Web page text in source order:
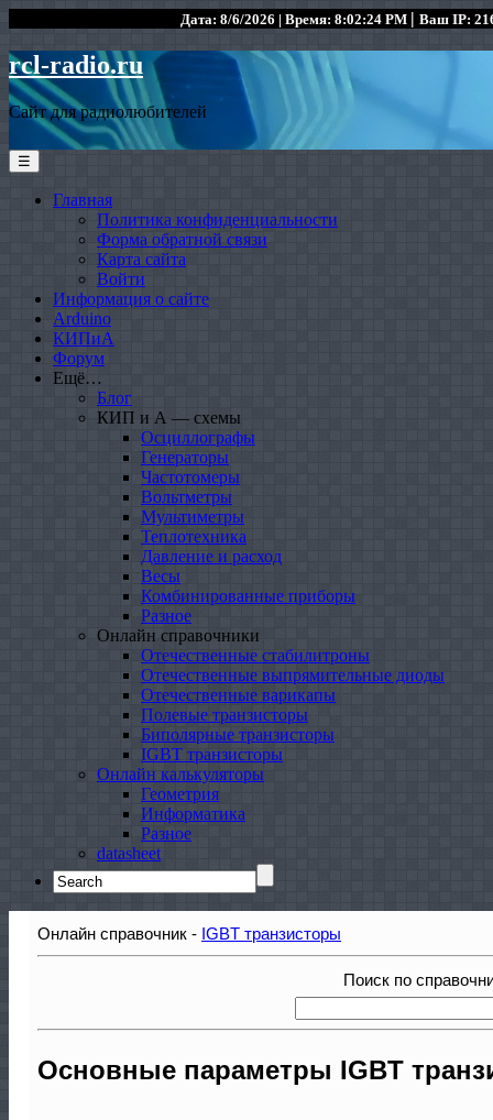
Дата: 8/6/2026 | Время: 8:02:24 PM | Ваш IP:
rcl-radio.ru
Сайт для радиолюбителей
☰
Главная
Политика конфиденциальности
Форма обратной связи
Карта сайта
Войти
Информация о сайте
Arduino
КИПиА
Форум
Ещё…
Блог
КИП и А — схемы
Осциллографы
Генераторы
Частотомеры
Вольтметры
Мультиметры
Теплотехника
Давление и расход
Весы
Комбинированные приборы
Разное
Онлайн справочники
Отечественные стабилитроны
Отечественные выпрямительные диоды
Отечественные варикапы
Полевые транзисторы
Биполярные транзисторы
IGBT транзисторы
Онлайн калькуляторы
Геометрия
Информатика
Разное
datasheet
Search
for:
Онлайн справочник - IGBT транзисторы
Поиск по
Основные параметры IGBT